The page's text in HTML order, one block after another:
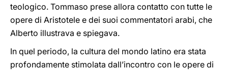
teologico. Tommaso prese allora contatto con tutte le
opere di Aristotele e dei suoi commentatori arabi, che
Alberto illustrava e spiegava.
In quel periodo, la cultura del mondo latino era stata
profondamente stimolata dall’incontro con le opere di